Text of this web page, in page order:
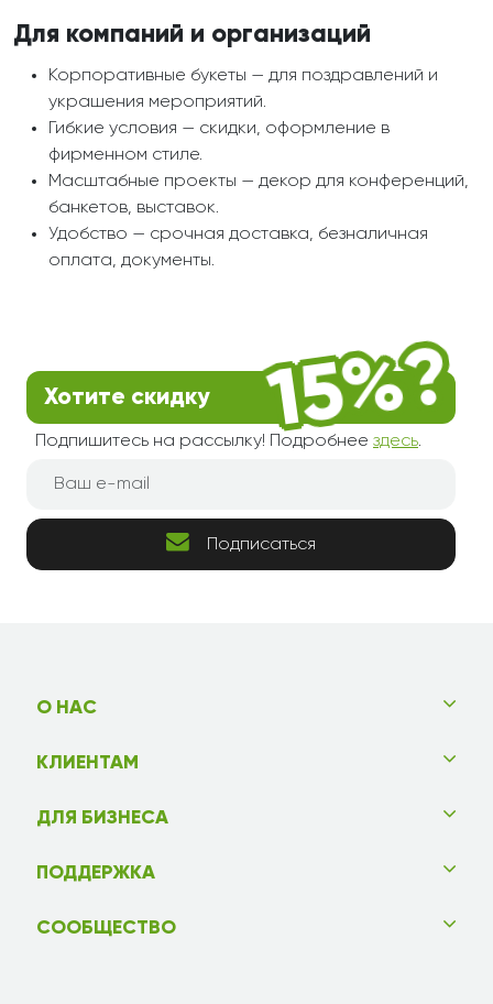
Для компаний и организаций
Корпоративные букеты — для поздравлений и
украшения мероприятий.
Гибкие условия — скидки, оформление в
фирменном стиле.
Масштабные проекты — декор для конференций,
банкетов, выставок.
Удобство — срочная доставка, безналичная
оплата, документы.
Хотите скидку
Подпишитесь на рассылку! Подробнее здесь.
Подписаться
О НАС
КЛИЕНТАМ
ДЛЯ БИЗНЕСА
ПОДДЕРЖКА
СООБЩЕСТВО